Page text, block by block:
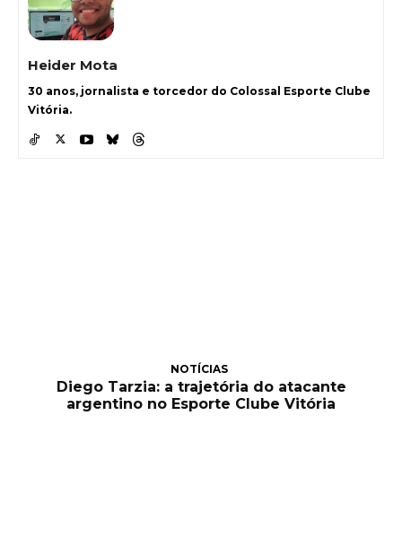
Heider Mota
30 anos, jornalista e torcedor do Colossal Esporte Clube
Vitória.
NOTÍCIAS
Diego Tarzia: a trajetória do atacante
argentino no Esporte Clube Vitória